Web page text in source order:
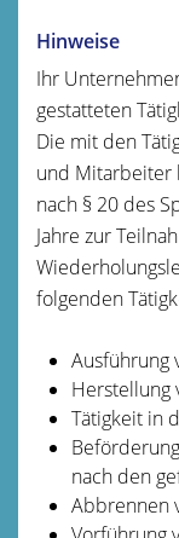
Hinweise
Ihr
gestatteten
Die mit den
und Mitarbeiter
nach § 20 des
Jahre zur
folgenden
Ausführung
Herstellung
Tätigkeit in
nach den
Abbrennen